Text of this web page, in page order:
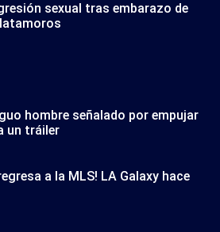
sexual tras embarazo de
hombre señalado por empujar
un tráiler
a la MLS! LA Galaxy hace